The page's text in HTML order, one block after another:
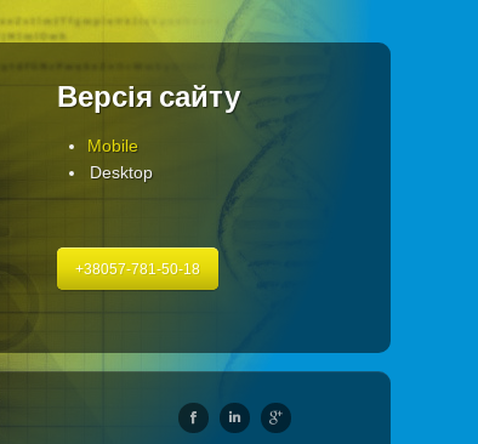
Версія сайту
Mobile
Desktop
+38057-781-50-18